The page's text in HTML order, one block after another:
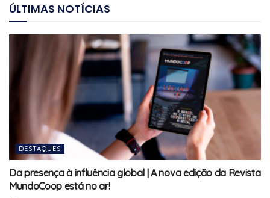
ÚLTIMAS NOTÍCIAS
DESTAQUES
Da presença à influência global | A nova edição da Revista
MundoCoop está no ar!